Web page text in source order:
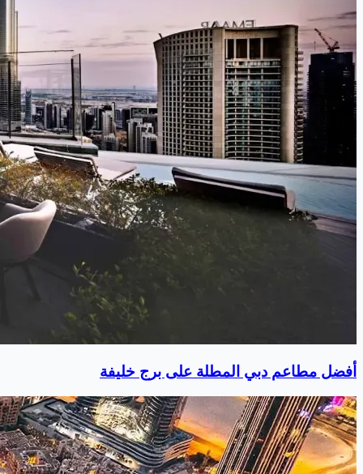
أفضل مطاعم دبي المطلة على برج خليفة